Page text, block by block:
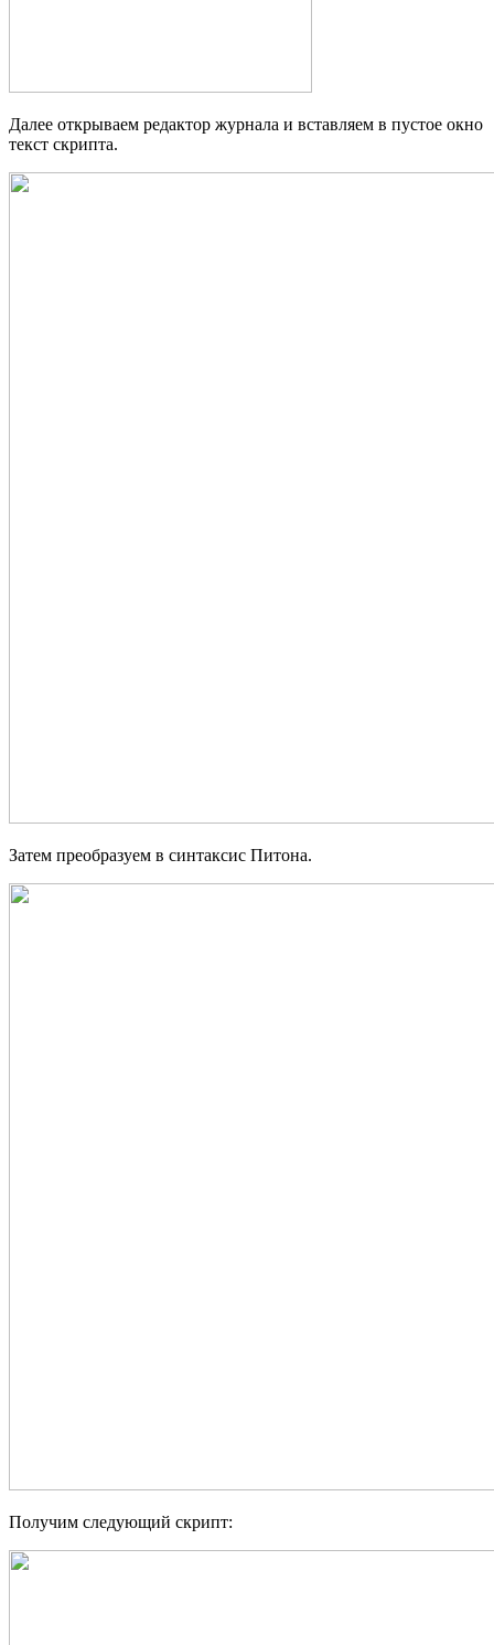
Далее открываем редактор журнала и вставляем в пустое окно
текст скрипта.
Затем преобразуем в синтаксис Питона.
Получим следующий скрипт: